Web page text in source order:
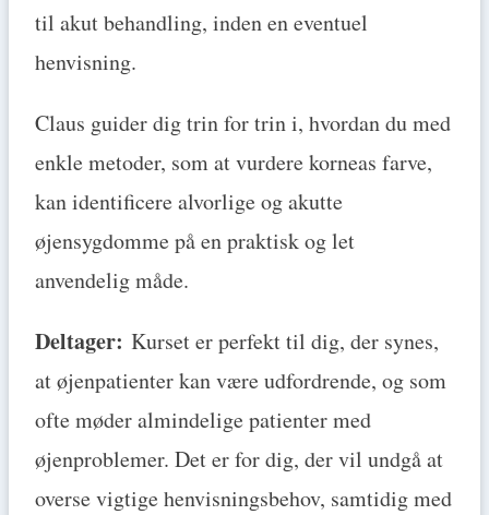
til akut behandling, inden en eventuel
henvisning.
Claus guider dig trin for trin i, hvordan du med
enkle metoder, som at vurdere korneas farve,
kan identificere alvorlige og akutte
øjensygdomme på en praktisk og let
anvendelig måde.
Deltager: Kurset er perfekt til dig, der synes,
at øjenpatienter kan være udfordrende, og som
ofte møder almindelige patienter med
øjenproblemer. Det er for dig, der vil undgå at
overse vigtige henvisningsbehov, samtidig med